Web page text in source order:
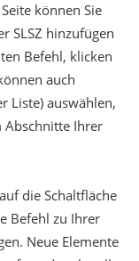
können Sie
SLSZ hinzufügen
Befehl, klicken
auch
Liste) auswählen,
Abschnitte Ihrer
die Schaltfläche
Befehl zu Ihrer
Neue Elemente